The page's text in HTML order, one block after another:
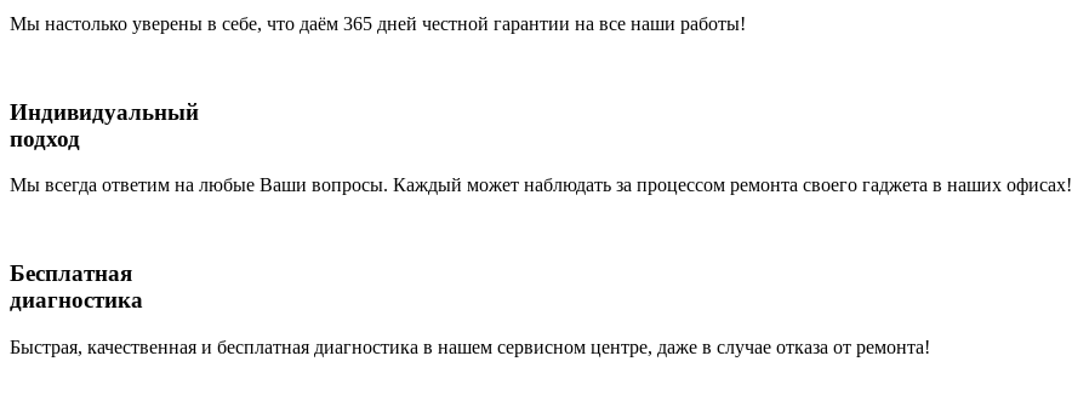
Мы настолько уверены в себе, что даём 365 дней честной гарантии на все наши работы!
Индивидуальный
подход
Мы всегда ответим на любые Ваши вопросы. Каждый может наблюдать за процессом ремонта своего гаджета в наших офисах!
Бесплатная
диагностика
Быстрая, качественная и бесплатная диагностика в нашем сервисном центре, даже в случае отказа от ремонта!